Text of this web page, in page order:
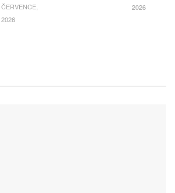
ČERVENCE,
2026
2026